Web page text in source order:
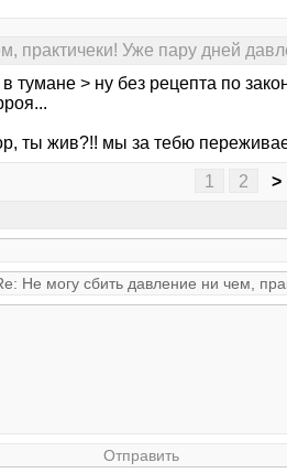
практичеки! Уже пару дней
тумане > ну без рецепта по
ты жив?!! мы за тебю
1 2 >